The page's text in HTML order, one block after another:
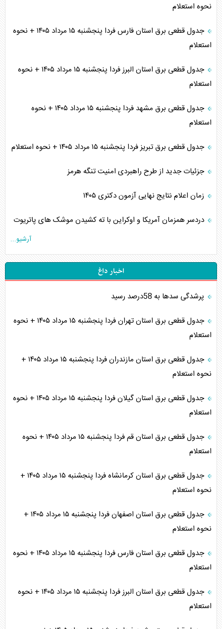
نحوه استعلام
جدول قطعی برق استان فارس فردا پنجشنبه ۱۵ مرداد ۱۴۰۵ + نحوه
استعلام
جدول قطعی برق استان البرز فردا پنجشنبه ۱۵ مرداد ۱۴۰۵ + نحوه
استعلام
جدول قطعی برق مشهد فردا پنجشنبه ۱۵ مرداد ۱۴۰۵ + نحوه
استعلام
جدول قطعی برق تبریز فردا پنجشنبه ۱۵ مرداد ۱۴۰۵ + نحوه استعلام
جزئیات جدید از طرح راهبردی امنیت تنگه هرمز
زمان اعلام نتایج نهایی آزمون دکتری ۱۴۰۵
دردسر همزمان آمریکا و اوکراین با ته کشیدن موشک های پاتریوت
آرشیو...
اخبار داغ
پرشدگی سدها به 58درصد رسید
جدول قطعی برق استان تهران فردا پنجشنبه ۱۵ مرداد ۱۴۰۵ + نحوه
استعلام
جدول قطعی برق استان مازندران فردا پنجشنبه ۱۵ مرداد ۱۴۰۵ +
نحوه استعلام
جدول قطعی برق استان گیلان فردا پنجشنبه ۱۵ مرداد ۱۴۰۵ + نحوه
استعلام
جدول قطعی برق استان قم فردا پنجشنبه ۱۵ مرداد ۱۴۰۵ + نحوه
استعلام
جدول قطعی برق استان کرمانشاه فردا پنجشنبه ۱۵ مرداد ۱۴۰۵ +
نحوه استعلام
جدول قطعی برق استان اصفهان فردا پنجشنبه ۱۵ مرداد ۱۴۰۵ +
نحوه استعلام
جدول قطعی برق استان فارس فردا پنجشنبه ۱۵ مرداد ۱۴۰۵ + نحوه
استعلام
جدول قطعی برق استان البرز فردا پنجشنبه ۱۵ مرداد ۱۴۰۵ + نحوه
استعلام